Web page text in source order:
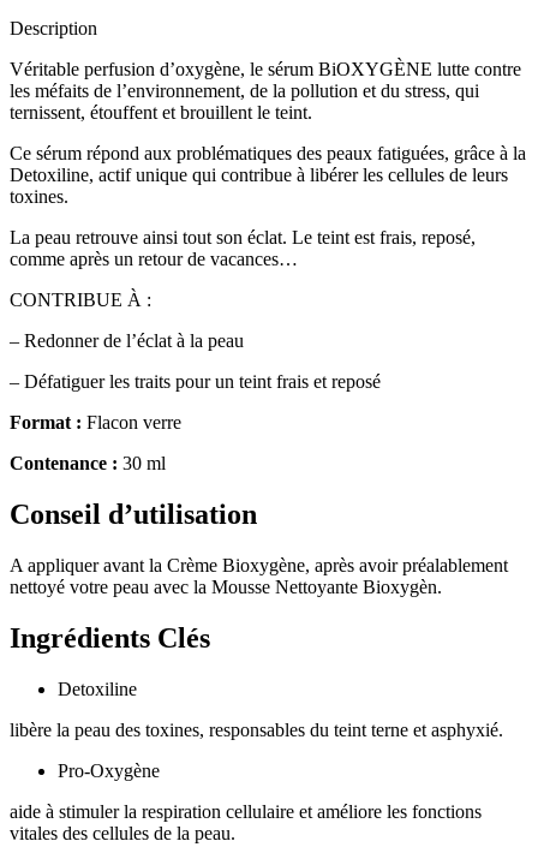
Description
Véritable perfusion d’oxygène, le sérum BiOXYGÈNE lutte contre
les méfaits de l’environnement, de la pollution et du stress, qui
ternissent, étouffent et brouillent le teint.
Ce sérum répond aux problématiques des peaux fatiguées, grâce à la
Detoxiline, actif unique qui contribue à libérer les cellules de leurs
toxines.
La peau retrouve ainsi tout son éclat. Le teint est frais, reposé,
comme après un retour de vacances…
CONTRIBUE À :
– Redonner de l’éclat à la peau
– Défatiguer les traits pour un teint frais et reposé
Format : Flacon verre
Contenance : 30 ml
Conseil d’utilisation
A appliquer avant la Crème Bioxygène, après avoir préalablement
nettoyé votre peau avec la Mousse Nettoyante Bioxygèn.
Ingrédients Clés
Detoxiline
libère la peau des toxines, responsables du teint terne et asphyxié.
Pro-Oxygène
aide à stimuler la respiration cellulaire et améliore les fonctions
vitales des cellules de la peau.